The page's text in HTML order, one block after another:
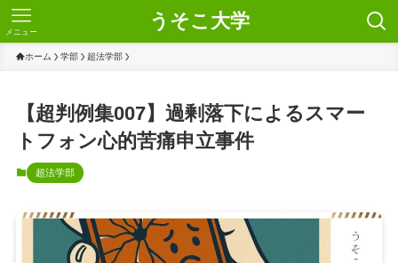
うそこ大学
メニュー
ホーム 学部 超法学部
【超判例集007】過剰落下によるスマー
トフォン心的苦痛申立事件
超法学部